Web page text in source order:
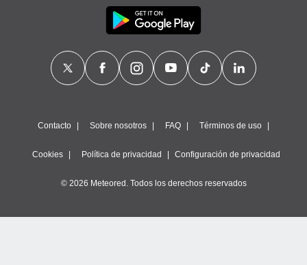
Contacto Sobre nosotros FAQ Términos de uso
Cookies Política de privacidad Configuración de privacidad
© 2026 Meteored. Todos los derechos reservados